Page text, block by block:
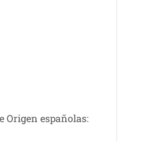
Origen españolas: